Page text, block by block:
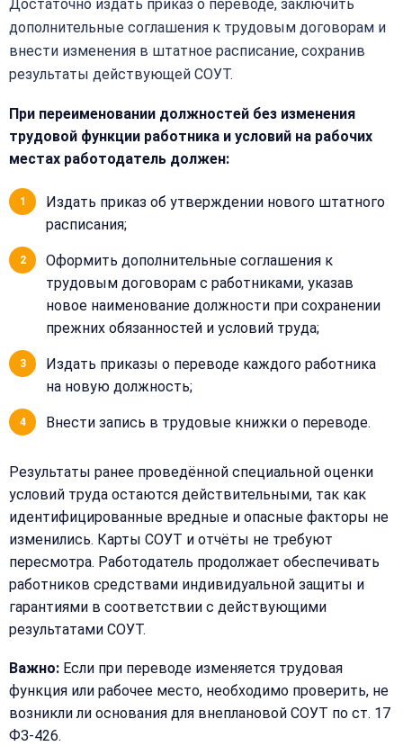
меню
Достаточно издать приказ о переводе, заключить
дополнительные соглашения к трудовым договорам и
внести изменения в штатное расписание, сохранив
результаты действующей СОУТ.
При переименовании должностей без изменения
трудовой функции работника и условий на рабочих
местах работодатель должен:
Издать приказ об утверждении нового штатного
расписания;
Оформить дополнительные соглашения к
трудовым договорам с работниками, указав
новое наименование должности при сохранении
прежних обязанностей и условий труда;
Издать приказы о переводе каждого работника
на новую должность;
Внести запись в трудовые книжки о переводе.
Результаты ранее проведённой специальной оценки
условий труда остаются действительными, так как
идентифицированные вредные и опасные факторы не
изменились. Карты СОУТ и отчёты не требуют
пересмотра. Работодатель продолжает обеспечивать
работников средствами индивидуальной защиты и
гарантиями в соответствии с действующими
результатами СОУТ.
Важно: Если при переводе изменяется трудовая
функция или рабочее место, необходимо проверить, не
возникли ли основания для внеплановой СОУТ по ст. 17
ФЗ-426.
Написать
Имя:
Email:
Сообщение:
консультация
Оставьте
телефон
—
перезвоним
и
рассчитаем
Имя: